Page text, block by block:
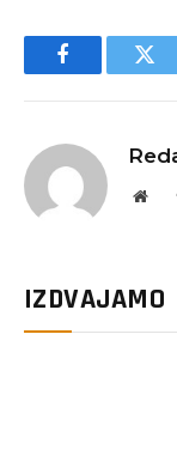
Facebook
IZDVAJAMO